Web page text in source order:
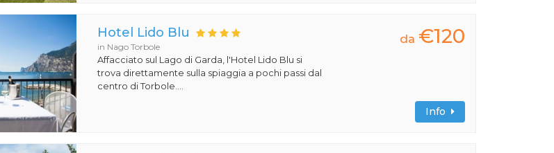
Hotel Lido Blu
in Nago Torbole
Affacciato sul Lago di Garda, l'Hotel Lido Blu si
trova direttamente sulla spiaggia a pochi passi dal
centro di Torbole....
da €120
Info